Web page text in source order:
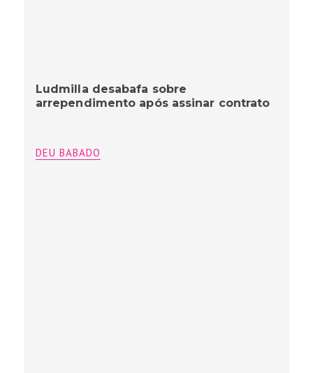
Ludmilla desabafa sobre
arrependimento após assinar contrato
DEU BABADO